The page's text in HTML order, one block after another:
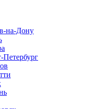
на-Дону
Петербург